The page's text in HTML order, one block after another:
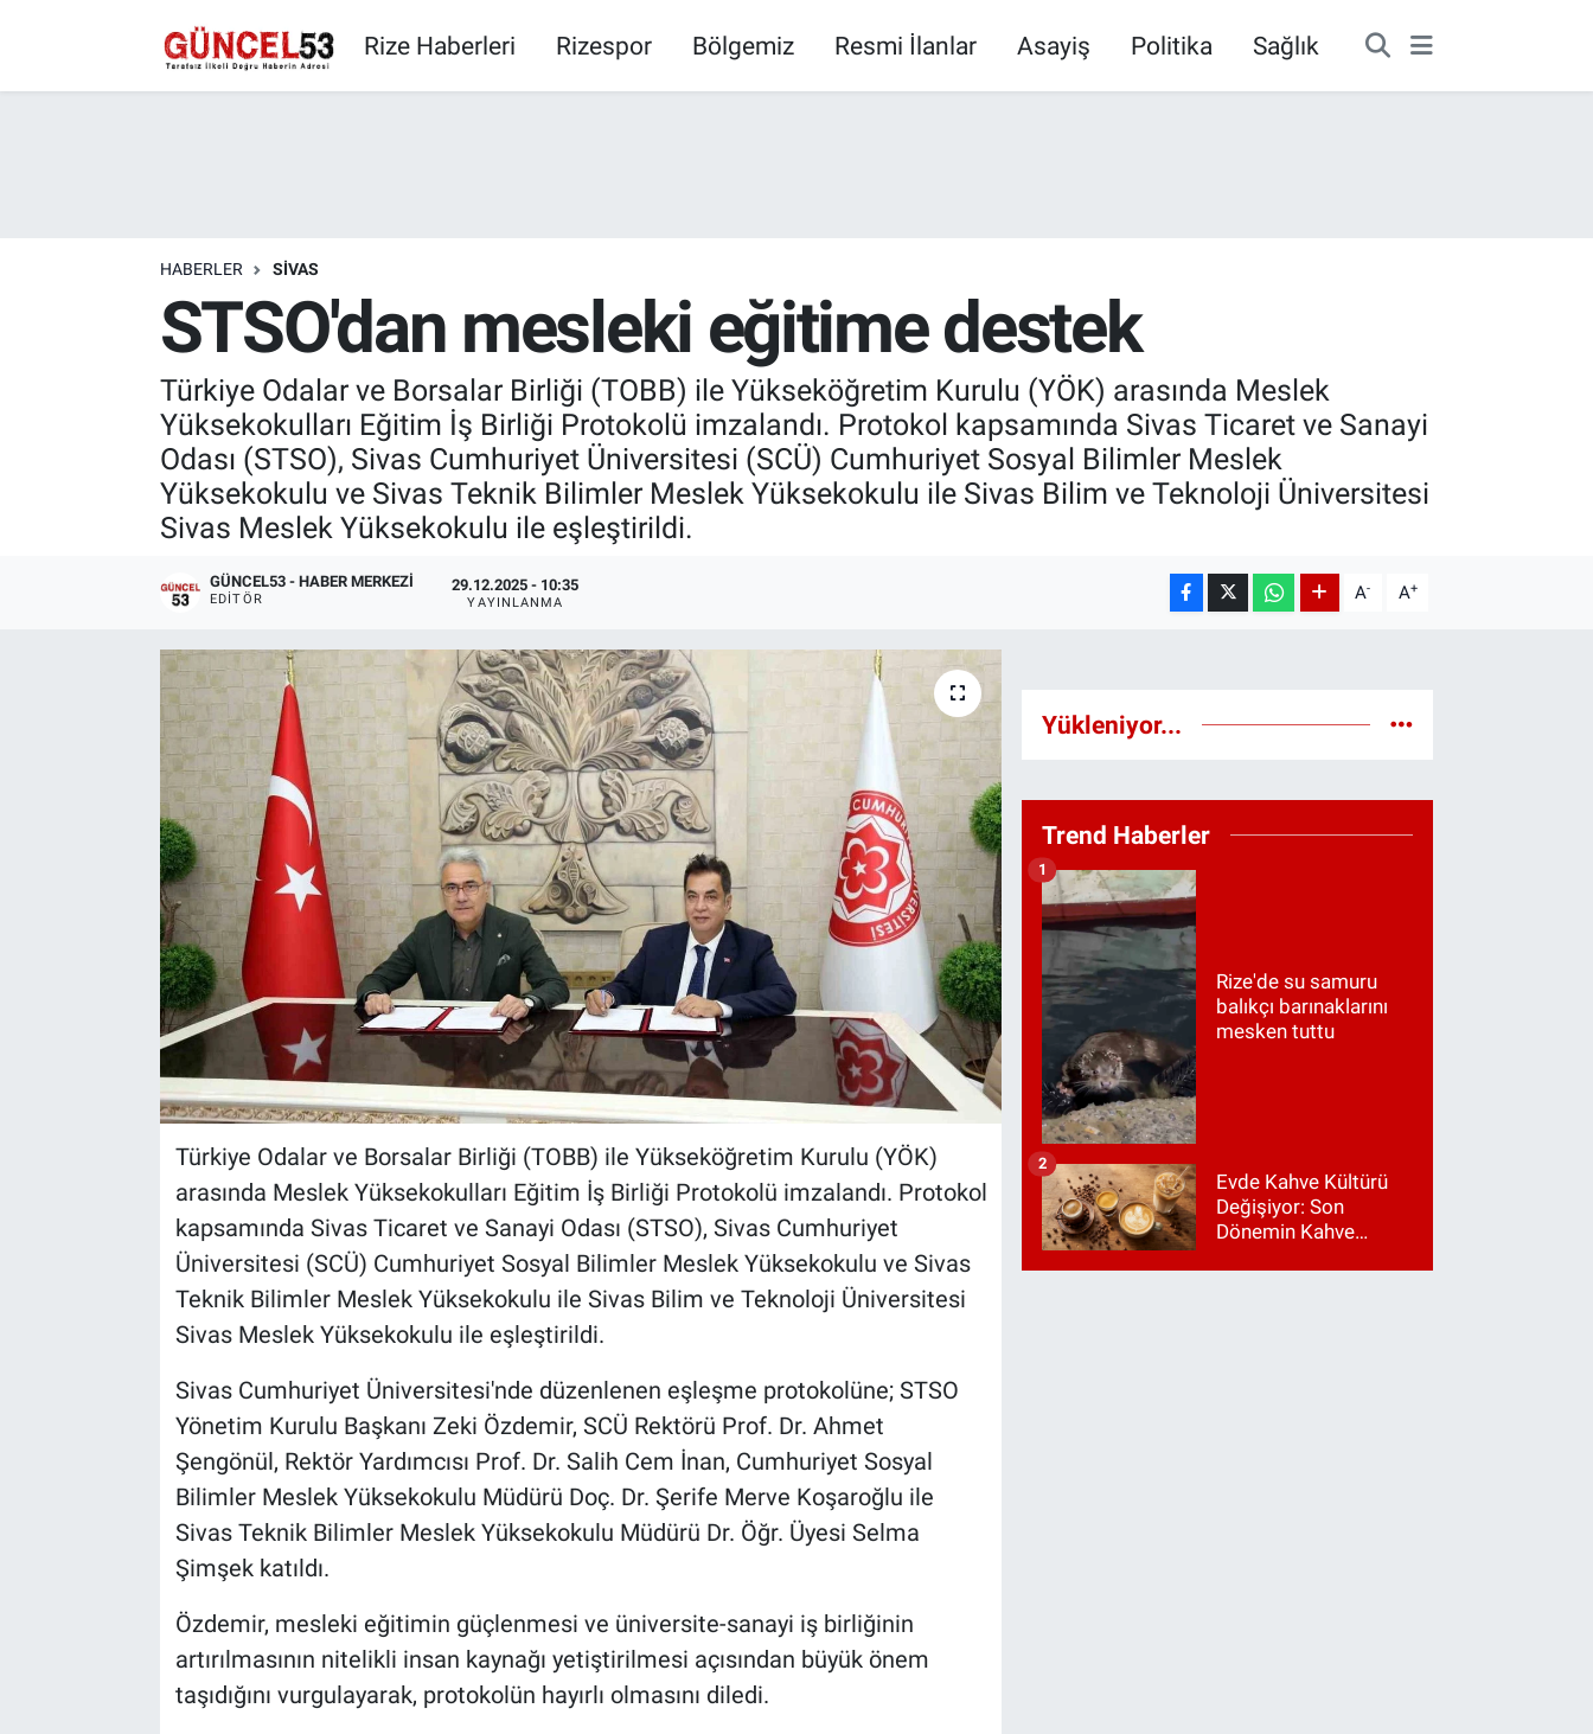
Rize Haberleri Rizespor Bölgemiz Resmi İlanlar Asayiş Politika Sağlık
HABERLER SIVAS
STSO'dan mesleki eğitime destek
Türkiye Odalar ve Borsalar Birliği (TOBB) ile Yükseköğretim Kurulu (YÖK) arasında Meslek
Yüksekokulları Eğitim İş Birliği Protokolü imzalandı. Protokol kapsamında Sivas Ticaret ve Sanayi
Odası (STSO), Sivas Cumhuriyet Üniversitesi (SCÜ) Cumhuriyet Sosyal Bilimler Meslek
Yüksekokulu ve Sivas Teknik Bilimler Meslek Yüksekokulu ile Sivas Bilim ve Teknoloji Üniversitesi
Sivas Meslek Yüksekokulu ile eşleştirildi.
GÜNCEL53 - HABER MERKEZI
EDITÖR
29.12.2025 - 10:35
YAYINLANMA A- A+
Türkiye Odalar ve Borsalar Birliği (TOBB) ile Yükseköğretim Kurulu (YÖK)
arasında Meslek Yüksekokulları Eğitim İş Birliği Protokolü imzalandı. Protokol
kapsamında Sivas Ticaret ve Sanayi Odası (STSO), Sivas Cumhuriyet
Üniversitesi (SCÜ) Cumhuriyet Sosyal Bilimler Meslek Yüksekokulu ve Sivas
Teknik Bilimler Meslek Yüksekokulu ile Sivas Bilim ve Teknoloji Üniversitesi
Sivas Meslek Yüksekokulu ile eşleştirildi.
Sivas Cumhuriyet Üniversitesi'nde düzenlenen eşleşme protokolüne; STSO
Yönetim Kurulu Başkanı Zeki Özdemir, SCÜ Rektörü Prof. Dr. Ahmet
Şengönül, Rektör Yardımcısı Prof. Dr. Salih Cem İnan, Cumhuriyet Sosyal
Bilimler Meslek Yüksekokulu Müdürü Doç. Dr. Şerife Merve Koşaroğlu ile
Sivas Teknik Bilimler Meslek Yüksekokulu Müdürü Dr. Öğr. Üyesi Selma
Şimşek katıldı.
Özdemir, mesleki eğitimin güçlenmesi ve üniversite-sanayi iş birliğinin
artırılmasının nitelikli insan kaynağı yetiştirilmesi açısından büyük önem
taşıdığını vurgulayarak, protokolün hayırlı olmasını diledi.
Yükleniyor...
Trend Haberler
Rize'de su samuru
balıkçı barınaklarını
mesken tuttu
1
Evde Kahve Kültürü
Değişiyor: Son
Dönemin Kahve
2